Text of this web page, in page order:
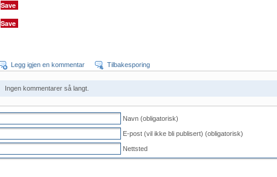
Save
Save
Legg igjen en kommentar Tilbakesporing
Ingen kommentarer så langt.
Navn (obligatorisk)
E-post (vil ikke bli publisert) (obligatorisk)
Nettsted